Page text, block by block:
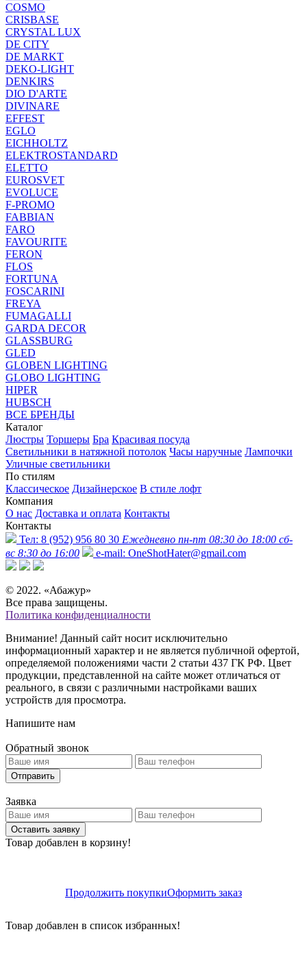
COSMO
CRISBASE
CRYSTAL LUX
DE CITY
DE MARKT
DEKO-LIGHT
DENKIRS
DIO D'ARTE
DIVINARE
EFFEST
EGLO
EICHHOLTZ
ELEKTROSTANDARD
ELETTO
EUROSVET
EVOLUCE
F-PROMO
FABBIAN
FARO
FAVOURITE
FERON
FLOS
FORTUNA
FOSCARINI
FREYA
FUMAGALLI
GARDA DECOR
GLASSBURG
GLED
GLOBEN LIGHTING
GLOBO LIGHTING
HIPER
HUBSCH
ВСЕ БРЕНДЫ
Каталог
Люстры Торшеры Бра Красивая посуда
Светильники в натяжной потолок Часы наручные Лампочки
Уличные светильники
По стилям
Классическое Дизайнерское В стиле лофт
Компания
О нас Доставка и оплата Контакты
Контакты
Тел: 8 (952) 956 80 30 Ежедневно пн-пт 08:30 до 18:00 сб-
вс 8:30 до 16:00
e-mail: OneShotHater@gmail.com
© 2022. «Абажур»
Все права защищены.
Политика конфиденциалности
Внимание! Данный сайт носит исключительно
информационный характер и не является публичной офертой,
определяемой положениями части 2 статьи 437 ГК РФ. Цвет
продукции, представленной на сайте может отличаться от
реального, в связи с различными настройками ваших
устройств для просмотра.
Напишите нам
Обратный звонок
Отправить
Заявка
Оставить заявку
Товар добавлен в корзину!
Продолжить покупкиОформить заказ
Товар добавлен в список избранных!